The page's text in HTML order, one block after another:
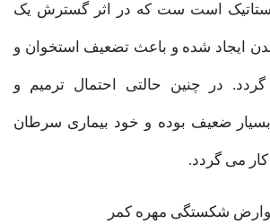
است ست که در اثر گسترش یک
ایجاد شده و باعث تضعیف استخوان و
در چنین حالتی احتمال ترمیم و
ضعیف بوده و خود بیماری سرطان
کار می گردد.